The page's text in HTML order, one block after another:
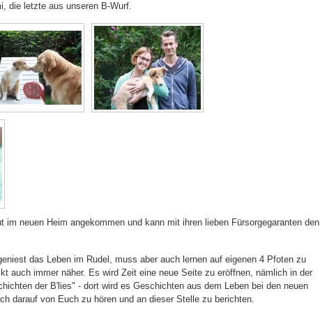
die letzte aus unseren B-Wurf.
im neuen Heim angekommen und kann mit ihren lieben Fürsorgegaranten den
das Leben im Rudel, muss aber auch lernen auf eigenen 4 Pfoten zu
auch immer näher. Es wird Zeit eine neue Seite zu eröffnen, nämlich in der
der B'lies" - dort wird es Geschichten aus dem Leben bei den neuen
darauf von Euch zu hören und an dieser Stelle zu berichten.